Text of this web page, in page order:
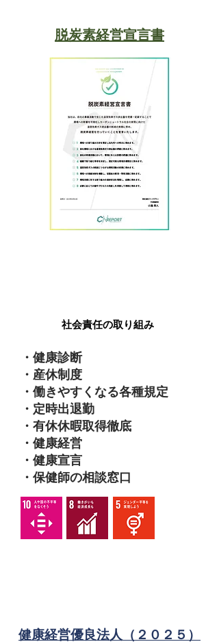
脱炭素経営宣言書
社会責任の取り組み
・健康診断
・産休制度
・働きやすくなる各種規定
・定時出退勤
・有休休暇取得徹底
・健康経営
・健康宣言
・保健師の相談窓口
健康経営優良法人（２０２５）